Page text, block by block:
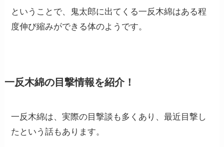
ということで、鬼太郎に出てくる一反木綿はある程
度伸び縮みができる体のようです。
一反木綿の目撃情報を紹介！
一反木綿は、実際の目撃談も多くあり、最近目撃し
たという話もあります。